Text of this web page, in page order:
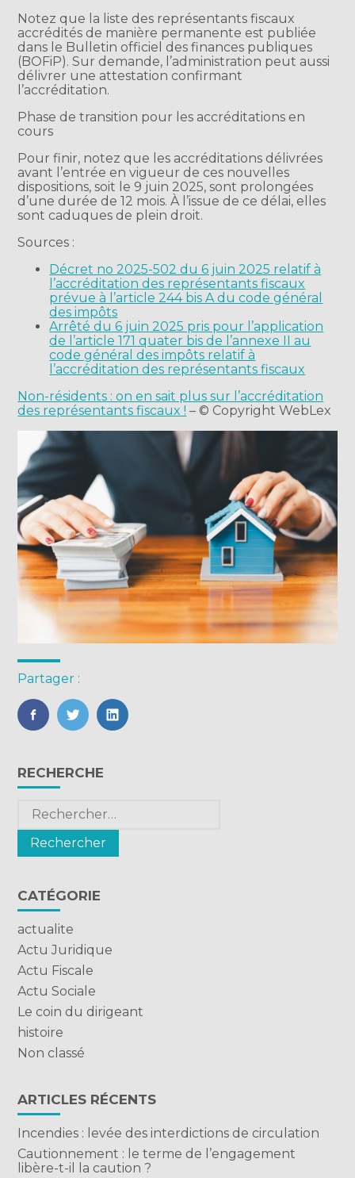
Notez que la liste des représentants fiscaux
accrédités de manière permanente est publiée
dans le Bulletin officiel des finances publiques
(BOFiP). Sur demande, l’administration peut aussi
délivrer une attestation confirmant
l’accréditation.
Phase de transition pour les accréditations en
cours
Pour finir, notez que les accréditations délivrées
avant l’entrée en vigueur de ces nouvelles
dispositions, soit le 9 juin 2025, sont prolongées
d’une durée de 12 mois. À l’issue de ce délai, elles
sont caduques de plein droit.
Sources :
Décret no 2025-502 du 6 juin 2025 relatif à
l’accréditation des représentants fiscaux
prévue à l’article 244 bis A du code général
des impôts
Arrêté du 6 juin 2025 pris pour l’application
de l’article 171 quater bis de l’annexe II au
code général des impôts relatif à
l’accréditation des représentants fiscaux
Non-résidents : on en sait plus sur l’accréditation
des représentants fiscaux ! – © Copyright WebLex
Partager :
FaceBook
TwitterLinkedIn
Blog
sidebar
RECHERCHE
Rechercher :
CATÉGORIE
actualite
Actu Juridique
Actu Fiscale
Actu Sociale
Le coin du dirigeant
histoire
Non classé
ARTICLES RÉCENTS
Incendies : levée des interdictions de circulation
Cautionnement : le terme de l’engagement
libère-t-il la caution ?